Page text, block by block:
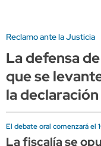
Reclamo ante la Justicia
La defensa
que se
la
El debate oral comenzará el
La fiscalía se